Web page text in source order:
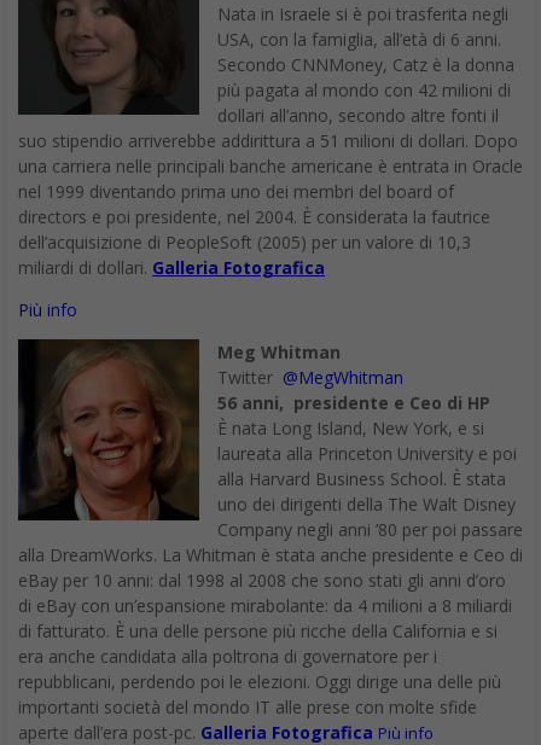
Nata in Israele si è poi trasferita negli
USA, con la famiglia, all’età di 6 anni.
Secondo CNNMoney, Catz è la donna
più pagata al mondo con 42 milioni di
dollari all’anno, secondo altre fonti il
suo stipendio arriverebbe addirittura a 51 milioni di dollari. Dopo
una carriera nelle principali banche americane è entrata in Oracle
nel 1999 diventando prima uno dei membri del board of
directors e poi presidente, nel 2004. È considerata la fautrice
dell’acquisizione di PeopleSoft (2005) per un valore di 10,3
miliardi di dollari. Galleria Fotografica
Più info
Meg Whitman
Twitter @MegWhitman
56 anni, presidente e Ceo di HP
È nata Long Island, New York, e si
laureata alla Princeton University e poi
alla Harvard Business School. È stata
uno dei dirigenti della The Walt Disney
Company negli anni ’80 per poi passare
alla DreamWorks. La Whitman è stata anche presidente e Ceo di
eBay per 10 anni: dal 1998 al 2008 che sono stati gli anni d’oro
di eBay con un’espansione mirabolante: da 4 milioni a 8 miliardi
di fatturato. È una delle persone più ricche della California e si
era anche candidata alla poltrona di governatore per i
repubblicani, perdendo poi le elezioni. Oggi dirige una delle più
importanti società del mondo IT alle prese con molte sfide
aperte dall’era post-pc. Galleria Fotografica Più info